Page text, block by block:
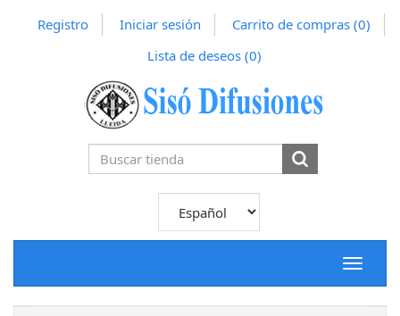
Registro Iniciar sesión Carrito de compras (0)
Lista de deseos (0)
Toggle